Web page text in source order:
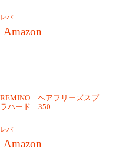
バ
Amazon
ヘアフリーズスプ
ハード 350
バ
Amazon